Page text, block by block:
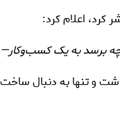
به یک
تنها به دنبال ساخت